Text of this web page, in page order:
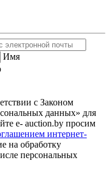
Имя
с Законом
данных» для
e- auction.by просим
интернет-
на обработку
персональных